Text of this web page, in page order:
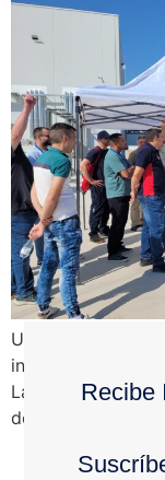
Un curso pionero
instalaciones
La formación
desarrollo
Recibe